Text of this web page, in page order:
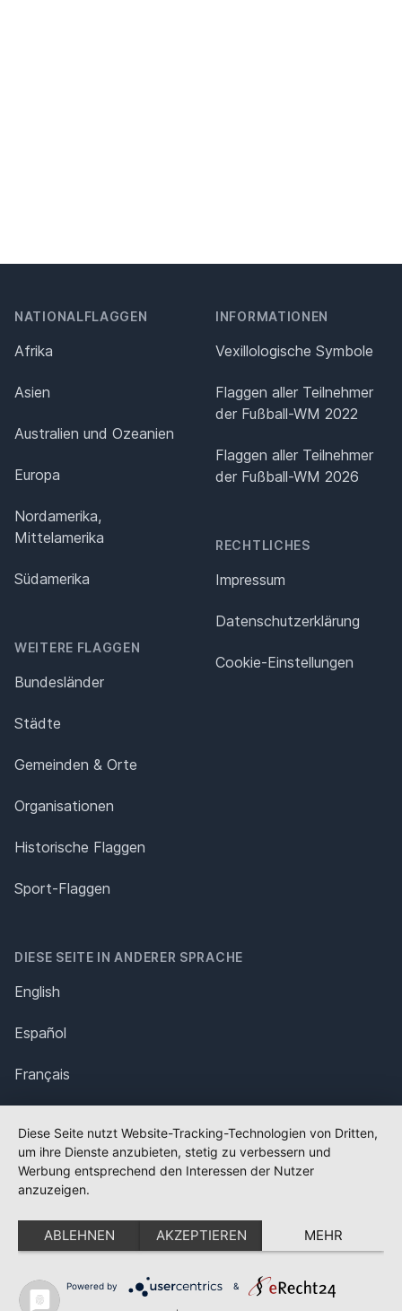
NATIONALFLAGGEN
Afrika
Asien
Australien und Ozeanien
Europa
Nordamerika,
Mittelamerika
Südamerika
WEITERE FLAGGEN
Bundesländer
Städte
Gemeinden & Orte
Organisationen
Historische Flaggen
Sport-Flaggen
INFORMATIONEN
Vexillologische Symbole
Flaggen aller Teilnehmer
der Fußball-WM 2022
Flaggen aller Teilnehmer
der Fußball-WM 2026
RECHTLICHES
Impressum
Datenschutz­erklärung
Cookie-Einstellungen
DIESE SEITE IN ANDERER SPRACHE
English
Español
Français
Polska
Português
Nederlands
Svenska
Diese Seite nutzt Website-Tracking-Technologien von Dritten,
um ihre Dienste anzubieten, stetig zu verbessern und
Werbung entsprechend den Interessen der Nutzer
anzuzeigen.
ABLEHNEN AKZEPTIEREN MEHR
Powered by &